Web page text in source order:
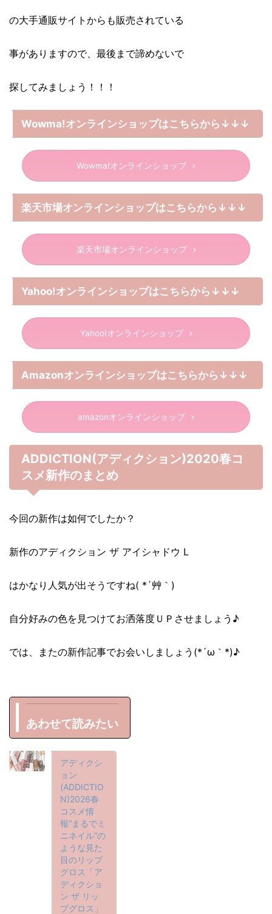
の大手通販サイトからも販売されている
事がありますので、最後まで諦めないで
探してみましょう！！！
Wowma!オンラインショップはこちらから↓↓↓
Wowma!オンラインショップ
楽天市場オンラインショップはこちらから↓↓↓
楽天市場オンラインショップ
Yahoo!オンラインショップはこちらから↓↓↓
Yahoo!オンラインショップ
Amazonオンラインショップはこちらから↓↓↓
amazonオンラインショップ
ADDICTION(アディクション)2020春コ
スメ新作のまとめ
今回の新作は如何でしたか？
新作のアディクション ザ アイシャドウ L
はかなり人気が出そうですね( *´艸｀)
自分好みの色を見つけてお洒落度ＵＰさせましょう♪
では、またの新作記事でお会いしましょう(*´ω｀*)♪
あわせて読みたい
アディクシ
ョン
(ADDICTIO
N)2026春
コスメ情
報“まるでミ
ニネイル”の
ような見た
目のリップ
グロス「ア
ディクショ
ン ザ リッ
プグロス」